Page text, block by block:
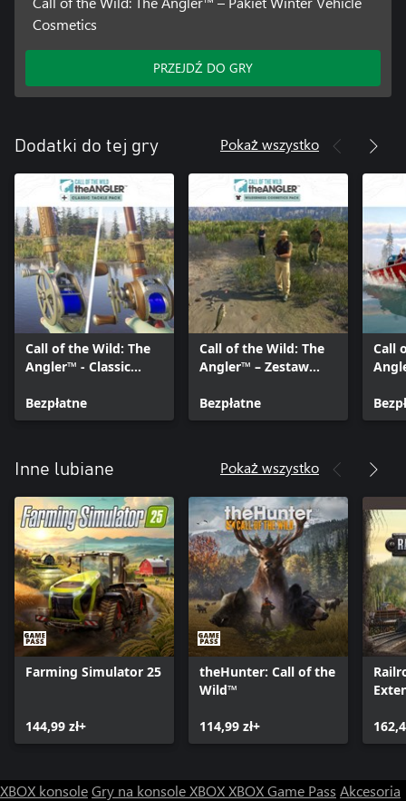
Cosmetics
PRZEJDŹ DO GRY
Dodatki do tej gry Pokaż wszystko
Call of the Wild: The
Angler™ - Classic
Bezpłatne
Call of the Wild: The
Angler™ – Zestaw
Bezpłatne
Call
Inne lubiane Pokaż wszystko
Farming Simulator 25
144,99 zł+
theHunter: Call of the
Wild™
114,99 zł+
XBOX konsoleGry na konsole XBOXXBOX Game Pass Akcesoria